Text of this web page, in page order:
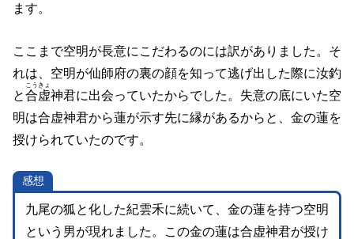
ます。
ここまで空明が長意にこだわるのには訳がありました。そ
れは、空明が仙師府の裏の顔を知って逃げ出した際に汝釣
と合虚
こうきょ
神君に出会っていたからでした。失意の底にいた空
明は合虚神君から蓮が示す先に縁があるからと、金の蓮を
授けられていたのです。
感想
九尾の狐と化した紀雲禾に続いて、金の蓮を持つ空明
という男が現れました。この金の蓮は合虚神君が授け